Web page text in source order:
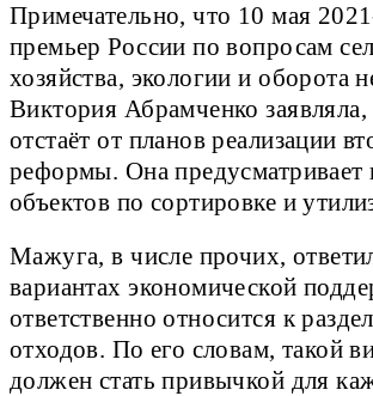
Примечательно, что 10 мая
премьер России по вопросам
хозяйства, экологии и оборота
Виктория Абрамченко заявляла,
отстаёт от планов реализации
реформы. Она предусматривает
объектов по сортировке и
Мажуга, в числе прочих,
вариантах экономической
ответственно относится к
отходов. По его словам, такой
должен стать привычкой для